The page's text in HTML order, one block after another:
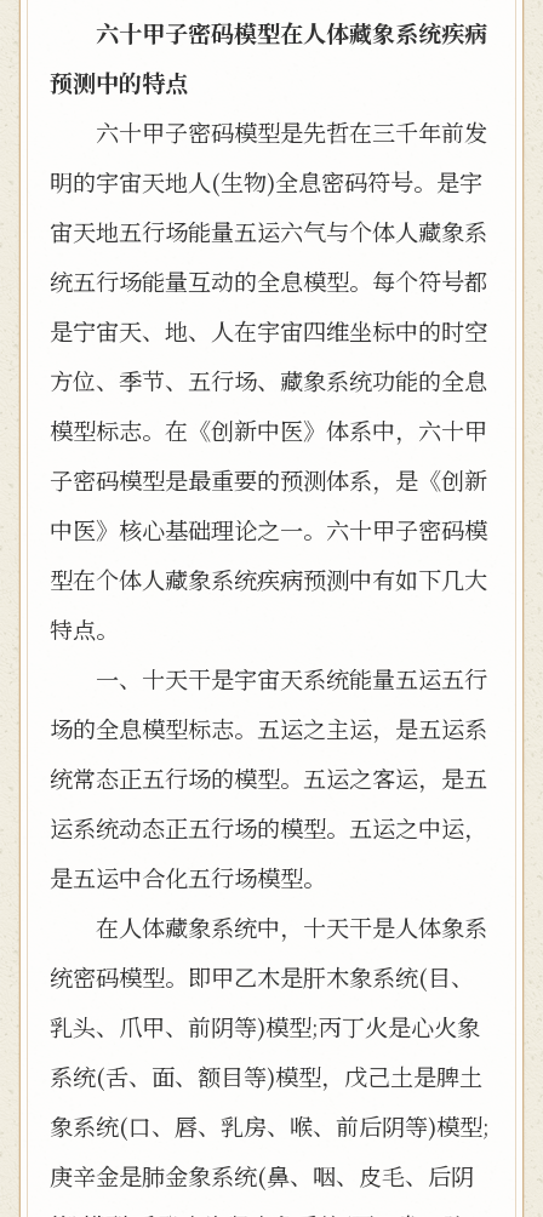
六十甲子密码模型在人体藏象系统疾病
预测中的特点
六十甲子密码模型是先哲在三千年前发
明的宇宙天地人(生物)全息密码符号。是宇
宙天地五行场能量五运六气与个体人藏象系
统五行场能量互动的全息模型。每个符号都
是宁宙天、地、人在宇宙四维坐标中的时空
方位、季节、五行场、藏象系统功能的全息
模型标志。在《创新中医》体系中，六十甲
子密码模型是最重要的预测体系，是《创新
中医》核心基础理论之一。六十甲子密码模
型在个体人藏象系统疾病预测中有如下几大
特点。
一、十天干是宇宙天系统能量五运五行
场的全息模型标志。五运之主运，是五运系
统常态正五行场的模型。五运之客运，是五
运系统动态正五行场的模型。五运之中运，
是五运中合化五行场模型。
在人体藏象系统中，十天干是人体象系
统密码模型。即甲乙木是肝木象系统(目、
乳头、爪甲、前阴等)模型;丙丁火是心火象
系统(舌、面、额目等)模型，戊己土是脾土
象系统(口、唇、乳房、喉、前后阴等)模型;
庚辛金是肺金象系统(鼻、咽、皮毛、后阴